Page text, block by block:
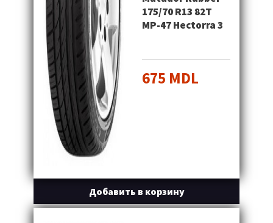
175/70 R13 82T
MP-47 Hectorra 3
675 MDL
Добавить в корзину